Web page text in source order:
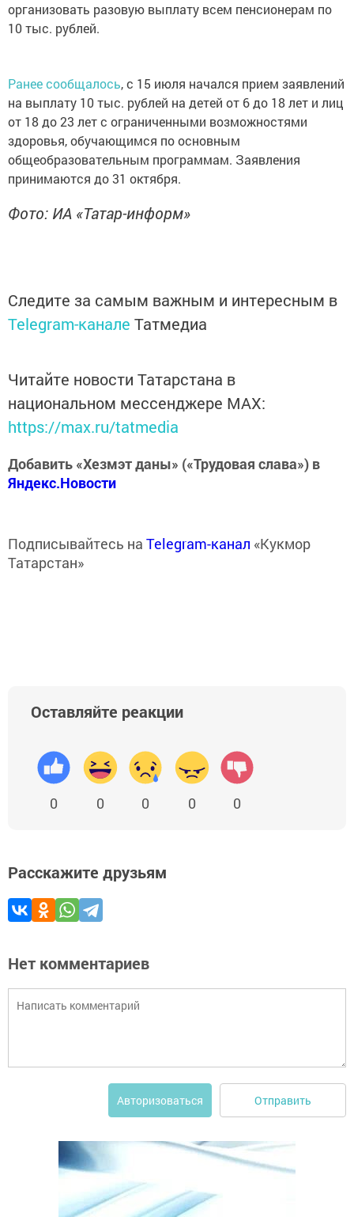
организовать разовую выплату всем пенсионерам по
10 тыс. рублей.
Ранее сообщалось, с 15 июля начался прием заявлений
на выплату 10 тыс. рублей на детей от 6 до 18 лет и лиц
от 18 до 23 лет с ограниченными возможностями
здоровья, обучающимся по основным
общеобразовательным программам. Заявления
принимаются до 31 октября.
Фото: ИА «Татар-информ»
Следите за самым важным и интересным в
Telegram-канале Татмедиа
Читайте новости Татарстана в
национальном мессенджере MАХ:
https://max.ru/tatmedia
Добавить «Хезмэт даны» («Трудовая слава») в
Яндекс.Новости
Подписывайтесь на Telegram-канал «Кукмор
Татарстан»
Оставляйте реакции
0 0 0 0 0
Расскажите друзьям
Нет комментариев
Авторизоваться Отправить